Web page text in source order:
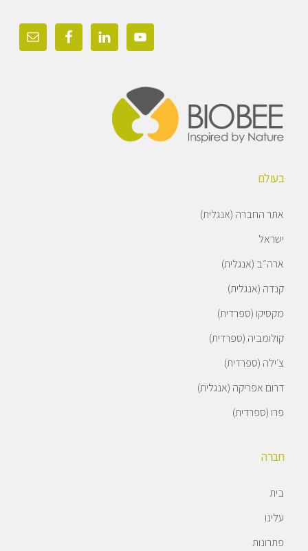
בעולם
אתר החברה (אנגלית)
ישראל
ארה״ב (אנגלית)
קנדה (אנגלית)
מקסיקו (ספרדית)
קולומביה (ספרדית)
צ׳ילה (ספרדית)
דרום אפריקה (אנגלית)
פרו (ספרדית)
חברה
בית
עלינו
פתרונות